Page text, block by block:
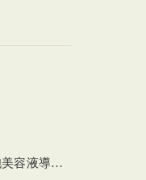
☆ヒト幹細胞美容液導入の美肌顔脱毛☆